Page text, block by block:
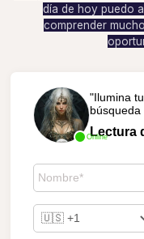
día de hoy puedo
comprender
Online
"Ilumina
búsqueda
Lectura